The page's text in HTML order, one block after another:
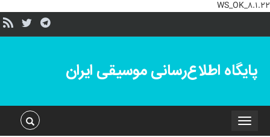
WS_OK_8.1.22
پایگاه اطلاع‌رسانی موسیقی ایران
Toggle
navigation